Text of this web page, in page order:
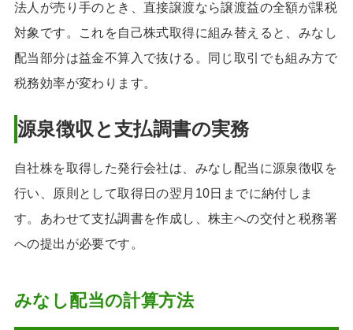
法人が売り手のとき、直接譲渡なら譲渡益の全額が課税
対象です。これを自己株式取得に組み替えると、みなし
配当部分は益金不算入で抜ける。同じ取引でも組み方で
税務効率が変わります。
源泉徴収と支払調書の実務
自社株を取得した発行会社は、みなし配当に源泉徴収を
行い、原則として取得日の翌月10日までに納付しま
す。あわせて支払調書を作成し、株主への交付と税務署
への提出が必要です。
みなし配当の計算方法